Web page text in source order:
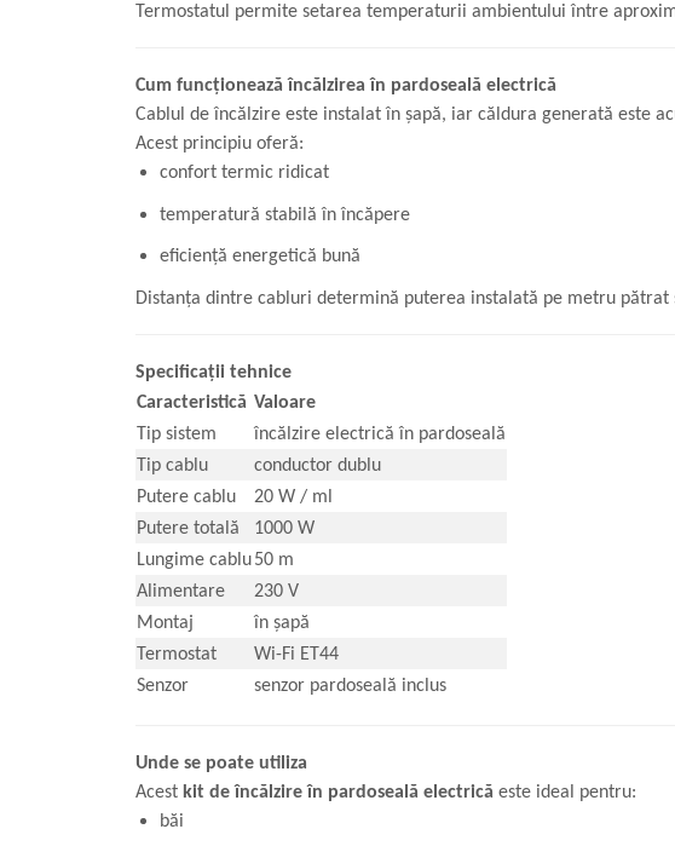
Termostatul permite setarea temperaturii ambientului între
Cum funcționează încălzirea în pardoseală electrică
Cablul de încălzire este instalat în șapă, iar căldura generată este
Acest principiu oferă:
confort termic ridicat
temperatură stabilă în încăpere
eficiență energetică bună
Distanța dintre cabluri determină puterea instalată pe metru
Specificații tehnice
Caracteristică Valoare
Tip sistem
încălzire electrică în pardoseală
Tip cablu
conductor dublu
Putere cablu
20 W / ml
Putere totală
1000 W
Lungime cablu50 m
Alimentare
230 V
Montaj
în șapă
Termostat
Wi-Fi ET44
Senzor
senzor pardoseală inclus
Unde se poate utiliza
Acest kit de încălzire în pardoseală electrică este ideal pentru:
băi